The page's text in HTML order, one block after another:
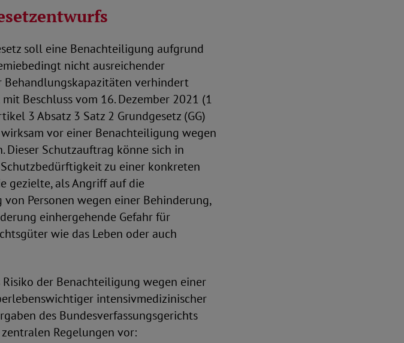
soll eine Benachteiligung aufgrund
nicht ausreichender
verhindert
Beschluss vom 16. Dezember 2021 (1
3 Absatz 3 Satz 2 Grundgesetz (GG)
vor einer Benachteiligung wegen
Schutzauftrag könne sich in
zu einer konkreten
gezielte, als Angriff auf die
Personen wegen einer Behinderung,
einhergehende Gefahr für
wie das Leben oder auch
der Benachteiligung wegen einer
intensivmedizinischer
des Bundesverfassungsgerichts
Regelungen vor: